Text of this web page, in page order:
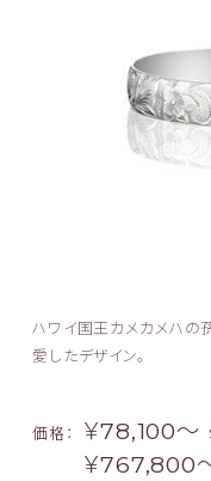
ハワイ国王カメカメハの
愛したデザイン。
価格： ￥78,100〜
￥767,800